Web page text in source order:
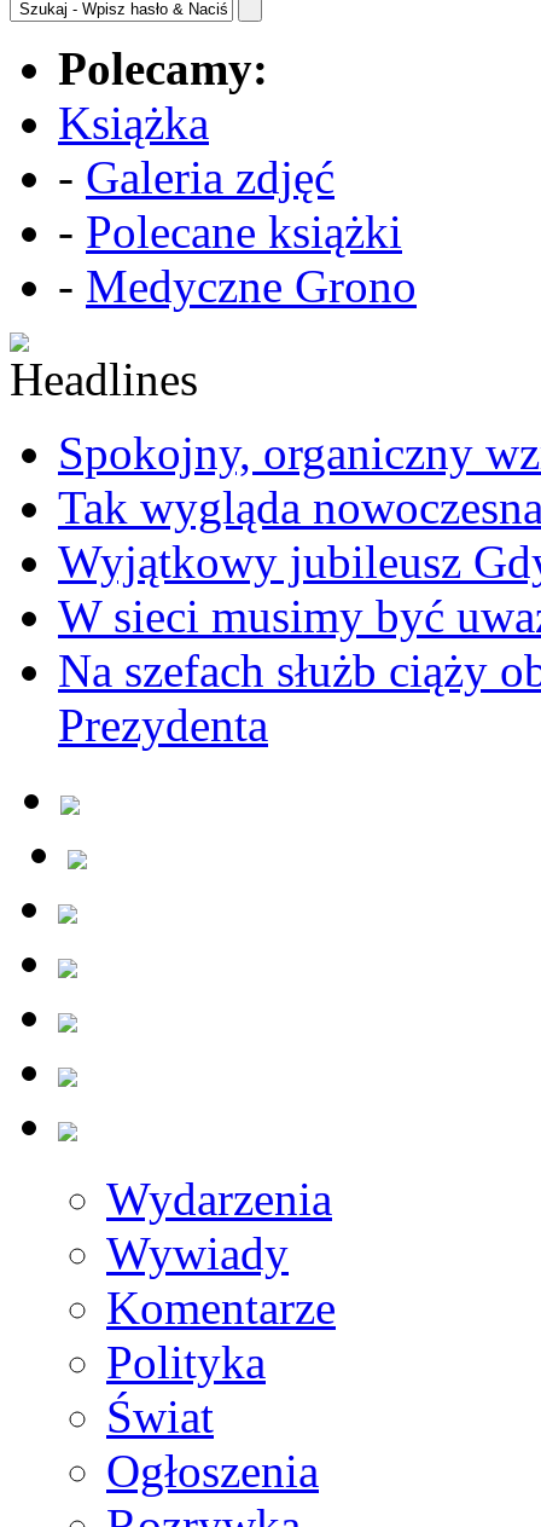
Polecamy:
Książka
- Galeria zdjęć
- Polecane książki
- Medyczne Grono
Spokojny, organiczny
Tak wygląda
Wyjątkowy jubileusz
W sieci musimy być
Na szefach służb ciąży
Prezydenta
Wydarzenia
Wywiady
Komentarze
Polityka
Świat
Ogłoszenia